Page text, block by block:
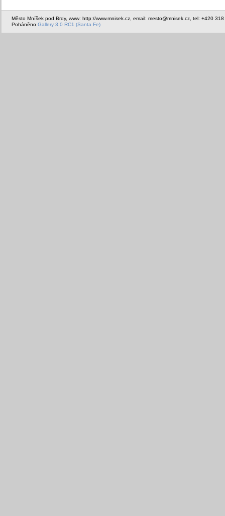
Město Mníšek pod Brdy, www: http://www.mnisek.cz, email: mesto@mnisek.cz, tel: +420
Poháněno Gallery 3.0 RC1 (Santa Fe)